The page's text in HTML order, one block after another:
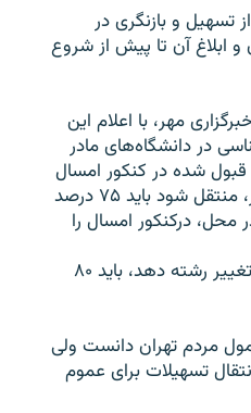
تسهیل و بازنگری در
و ابلاغ آن تا پیش از شروع
مهر، با اعلام این
در دانشگاه‌های مادر
شده در کنکور امسال
بخواهد به شهرهای غیرکلانشهر، منتقل شود باید ۷۵ درصد
درکنکور امسال را
به گفته وی، اگر فردی بخواهد تغییر رشته دهد، باید ۸۰
مردم تهران دانست ولی
تسهیلات برای عموم